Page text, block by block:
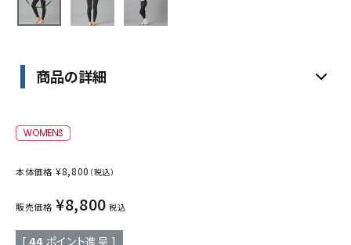
商品の詳細
本体価格 ¥8,800 （税込）
販売価格 ¥8,800 税込
[ 44 ポイント進呈 ]